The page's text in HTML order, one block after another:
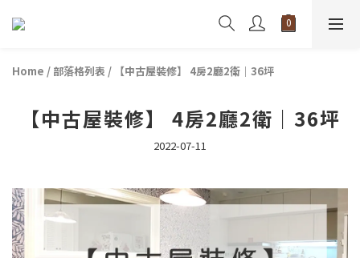
Home / 部落格列表 / 【中古屋裝修】 4房2廳2衛｜36坪
【中古屋裝修】 4房2廳2衛｜36坪
2022-07-11